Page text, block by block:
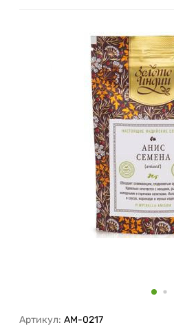
Артикул: AM-0217